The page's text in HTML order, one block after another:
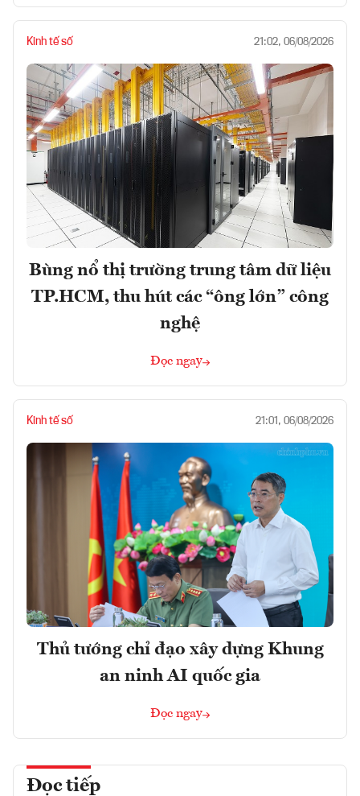
Kinh tế số 21:02, 06/08/2026
Bùng nổ thị trường trung tâm dữ liệu
TP.HCM, thu hút các “ông lớn” công
nghệ
Đọc ngay
Kinh tế số 21:01, 06/08/2026
Thủ tướng chỉ đạo xây dựng Khung
an ninh AI quốc gia
Đọc ngay
Đọc tiếp